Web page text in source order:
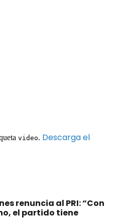
video. Descarga el
renuncia al PRI: “Con
el partido tiene